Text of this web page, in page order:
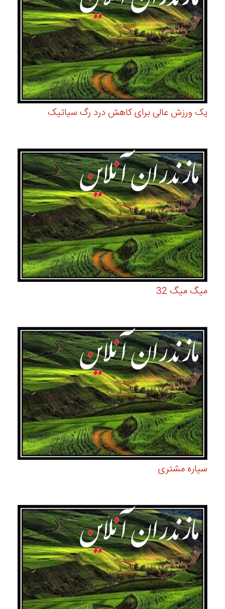
یک ورزش عالی برای کاهش درد رگ سیاتیک
میگ میگ 32
سیاره مشتری